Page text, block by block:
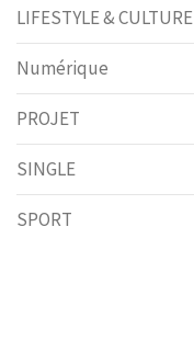
LIFESTYLE & CULTURE
Numérique
PROJET
SINGLE
SPORT